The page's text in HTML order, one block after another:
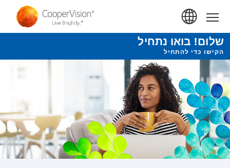
לתוכן
העיקריHome
שלום! בואו נתחיל
הקישו כדי להתחיל